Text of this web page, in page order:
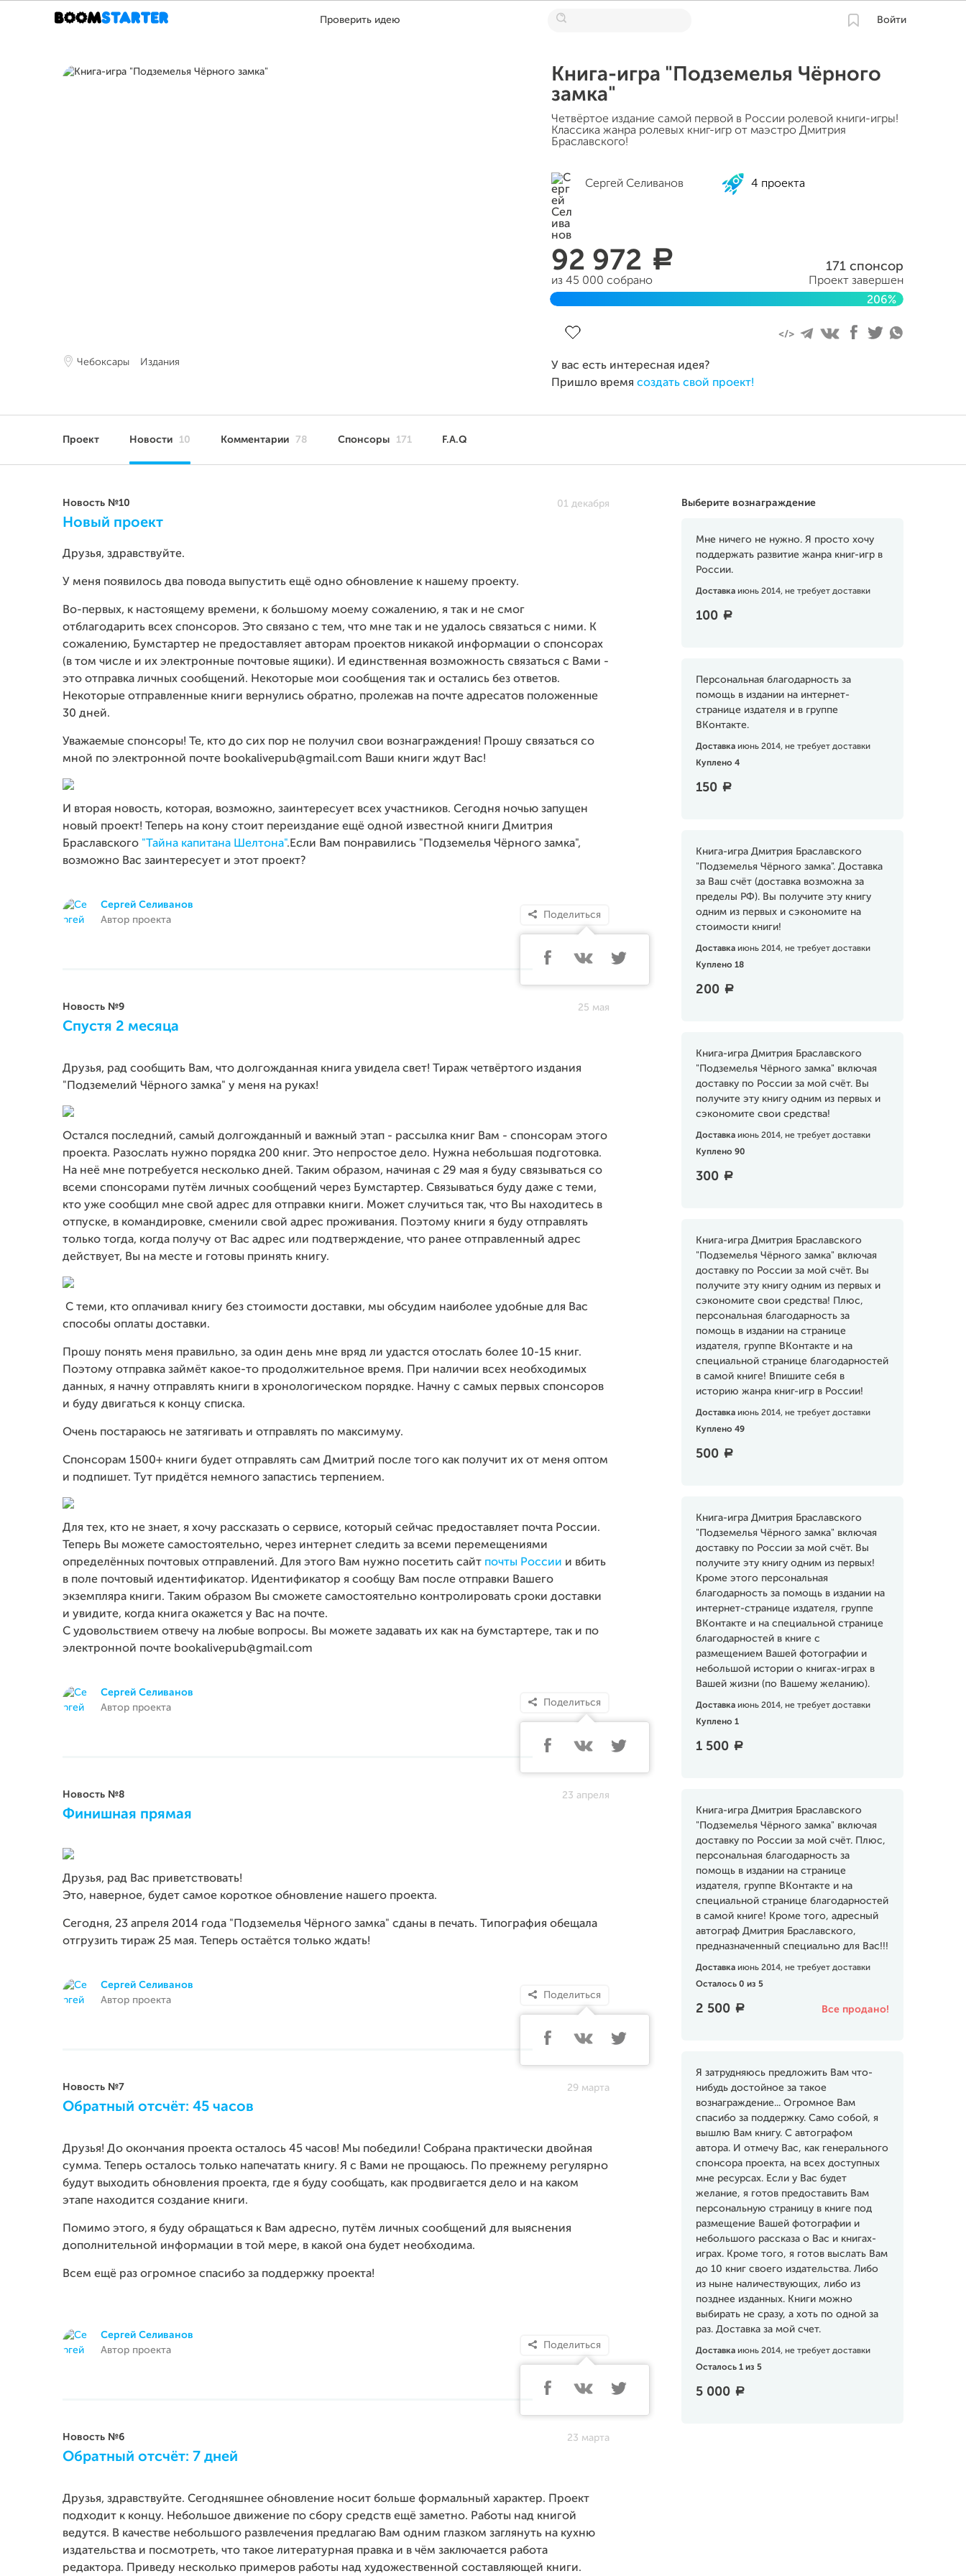
Проверить идею Войти
Чебоксары Издания
Книга-игра "Подземелья Чёрного
замка"
Четвёртое издание самой первой в России ролевой книги-игры!
Классика жанра ролевых книг-игр от маэстро Дмитрия
Браславского!
Сергей Селиванов 4 проекта
92 972 a
из 45 000 собрано
171 спонсор
Проект завершен
206%
У вас есть интересная идея?
Пришло время создать свой проект!
Проект Новости 10 Комментарии 78 Спонсоры 171 F.A.Q
Выберите вознаграждение
Мне ничего не нужно. Я просто хочу
поддержать развитие жанра книг-игр в
России.
Доставка июнь 2014, не требует доставки
100 a
Персональная благодарность за
помощь в издании на интернет-
странице издателя и в группе
ВКонтакте.
Доставка июнь 2014, не требует доставки
Куплено 4
150 a
Книга-игра Дмитрия Браславского
"Подземелья Чёрного замка". Доставка
за Ваш счёт (доставка возможна за
пределы РФ). Вы получите эту книгу
одним из первых и сэкономите на
стоимости книги!
Доставка июнь 2014, не требует доставки
Куплено 18
200 a
Книга-игра Дмитрия Браславского
"Подземелья Чёрного замка" включая
доставку по России за мой счёт. Вы
получите эту книгу одним из первых и
сэкономите свои средства!
Доставка июнь 2014, не требует доставки
Куплено 90
300 a
Книга-игра Дмитрия Браславского
"Подземелья Чёрного замка" включая
доставку по России за мой счёт. Вы
получите эту книгу одним из первых и
сэкономите свои средства! Плюс,
персональная благодарность за
помощь в издании на странице
издателя, группе ВКонтакте и на
специальной странице благодарностей
в самой книге! Впишите себя в
историю жанра книг-игр в России!
Доставка июнь 2014, не требует доставки
Куплено 49
500 a
Книга-игра Дмитрия Браславского
"Подземелья Чёрного замка" включая
доставку по России за мой счёт. Вы
получите эту книгу одним из первых!
Кроме этого персональная
благодарность за помощь в издании на
интернет-странице издателя, группе
ВКонтакте и на специальной странице
благодарностей в книге с
размещением Вашей фотографии и
небольшой истории о книгах-играх в
Вашей жизни (по Вашему желанию).
Доставка июнь 2014, не требует доставки
Куплено 1
1 500 a
Книга-игра Дмитрия Браславского
"Подземелья Чёрного замка" включая
доставку по России за мой счёт. Плюс,
персональная благодарность за
помощь в издании на странице
издателя, группе ВКонтакте и на
специальной странице благодарностей
в самой книге! Кроме того, адресный
автограф Дмитрия Браславского,
предназначенный специально для Вас!!!
Доставка июнь 2014, не требует доставки
Осталось 0 из 5
2 500 a Все продано!
Я затрудняюсь предложить Вам что-
нибудь достойное за такое
вознаграждение... Огромное Вам
спасибо за поддержку. Само собой, я
вышлю Вам книгу. С автографом
автора. И отмечу Вас, как генерального
спонсора проекта, на всех доступных
мне ресурсах. Если у Вас будет
желание, я готов предоставить Вам
персональную страницу в книге под
размещение Вашей фотографии и
небольшого рассказа о Вас и книгах-
играх. Кроме того, я готов выслать Вам
до 10 книг своего издательства. Либо
из ныне наличествующих, либо из
позднее изданных. Книги можно
выбирать не сразу, а хоть по одной за
раз. Доставка за мой счет.
Доставка июнь 2014, не требует доставки
Осталось 1 из 5
5 000 a
Новость №10 01 декабря
Новый проект
Друзья, здравствуйте.
У меня появилось два повода выпустить ещё одно обновление к нашему проекту.
Во-первых, к настоящему времени, к большому моему сожалению, я так и не смог
отблагодарить всех спонсоров. Это связано с тем, что мне так и не удалось связаться с ними. К
сожалению, Бумстартер не предоставляет авторам проектов никакой информации о спонсорах
(в том числе и их электронные почтовые ящики). И единственная возможность связаться с Вами -
это отправка личных сообщений. Некоторые мои сообщения так и остались без ответов.
Некоторые отправленные книги вернулись обратно, пролежав на почте адресатов положенные
30 дней.
Уважаемые спонсоры! Те, кто до сих пор не получил свои вознаграждения! Прошу связаться со
мной по электронной почте bookalivepub@gmail.com Ваши книги ждут Вас!
И вторая новость, которая, возможно, заинтересует всех участников. Сегодня ночью запущен
новый проект! Теперь на кону стоит переиздание ещё одной известной книги Дмитрия
Браславского "Тайна капитана Шелтона".Если Вам понравились "Подземелья Чёрного замка",
возможно Вас заинтересует и этот проект?
Сергей Селиванов
Автор проекта
Поделиться
Новость №9 25 мая
Спустя 2 месяца
Друзья, рад сообщить Вам, что долгожданная книга увидела свет! Тираж четвёртого издания
"Подземелий Чёрного замка" у меня на руках!
Остался последний, самый долгожданный и важный этап - рассылка книг Вам - спонсорам этого
проекта. Разослать нужно порядка 200 книг. Это непростое дело. Нужна небольшая подготовка.
На неё мне потребуется несколько дней. Таким образом, начиная с 29 мая я буду связываться со
всеми спонсорами путём личных сообщений через Бумстартер. Связываться буду даже с теми,
кто уже сообщил мне свой адрес для отправки книги. Может случиться так, что Вы находитесь в
отпуске, в командировке, сменили свой адрес проживания. Поэтому книги я буду отправлять
только тогда, когда получу от Вас адрес или подтверждение, что ранее отправленный адрес
действует, Вы на месте и готовы принять книгу.
С теми, кто оплачивал книгу без стоимости доставки, мы обсудим наиболее удобные для Вас
способы оплаты доставки.
Прошу понять меня правильно, за один день мне вряд ли удастся отослать более 10-15 книг.
Поэтому отправка займёт какое-то продолжительное время. При наличии всех необходимых
данных, я начну отправлять книги в хронологическом порядке. Начну с самых первых спонсоров
и буду двигаться к концу списка.
Очень постараюсь не затягивать и отправлять по максимуму.
Спонсорам 1500+ книги будет отправлять сам Дмитрий после того как получит их от меня оптом
и подпишет. Тут придётся немного запастись терпением.
Для тех, кто не знает, я хочу рассказать о сервисе, который сейчас предоставляет почта России.
Теперь Вы можете самостоятельно, через интернет следить за всеми перемещениями
определённых почтовых отправлений. Для этого Вам нужно посетить сайт почты России и вбить
в поле почтовый идентификатор. Идентификатор я сообщу Вам после отправки Вашего
экземпляра книги. Таким образом Вы сможете самостоятельно контролировать сроки доставки
и увидите, когда книга окажется у Вас на почте.
С удовольствием отвечу на любые вопросы. Вы можете задавать их как на бумстартере, так и по
электронной почте bookalivepub@gmail.com
Сергей Селиванов
Автор проекта
Поделиться
Новость №8 23 апреля
Финишная прямая
Друзья, рад Вас приветствовать!
Это, наверное, будет самое короткое обновление нашего проекта.
Сегодня, 23 апреля 2014 года "Подземелья Чёрного замка" сданы в печать. Типография обещала
отгрузить тираж 25 мая. Теперь остаётся только ждать!
Сергей Селиванов
Автор проекта
Поделиться
Новость №7 29 марта
Обратный отсчёт: 45 часов
Друзья! До окончания проекта осталось 45 часов! Мы победили! Собрана практически двойная
сумма. Теперь осталось только напечатать книгу. Я с Вами не прощаюсь. По прежнему регулярно
будут выходить обновления проекта, где я буду сообщать, как продвигается дело и на каком
этапе находится создание книги.
Помимо этого, я буду обращаться к Вам адресно, путём личных сообщений для выяснения
дополнительной информации в той мере, в какой она будет необходима.
Всем ещё раз огромное спасибо за поддержку проекта!
Сергей Селиванов
Автор проекта
Поделиться
Новость №6 23 марта
Обратный отсчёт: 7 дней
Друзья, здравствуйте. Сегодняшнее обновление носит больше формальный характер. Проект
подходит к концу. Небольшое движение по сбору средств ещё заметно. Работы над книгой
ведутся. В качестве небольшого развлечения предлагаю Вам одним глазком заглянуть на кухню
издательства и посмотреть, что такое литературная правка и в чём заключается работа
редактора. Приведу несколько примеров работы над художественной составляющей книги.